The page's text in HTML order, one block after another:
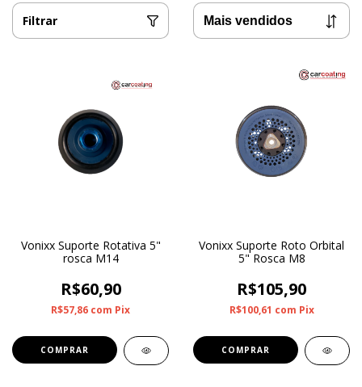
Filtrar
Vonixx Suporte Rotativa 5"
rosca M14
R$60,90
R$57,86 com Pix
Vonixx Suporte Roto Orbital
5" Rosca M8
R$105,90
R$100,61 com Pix